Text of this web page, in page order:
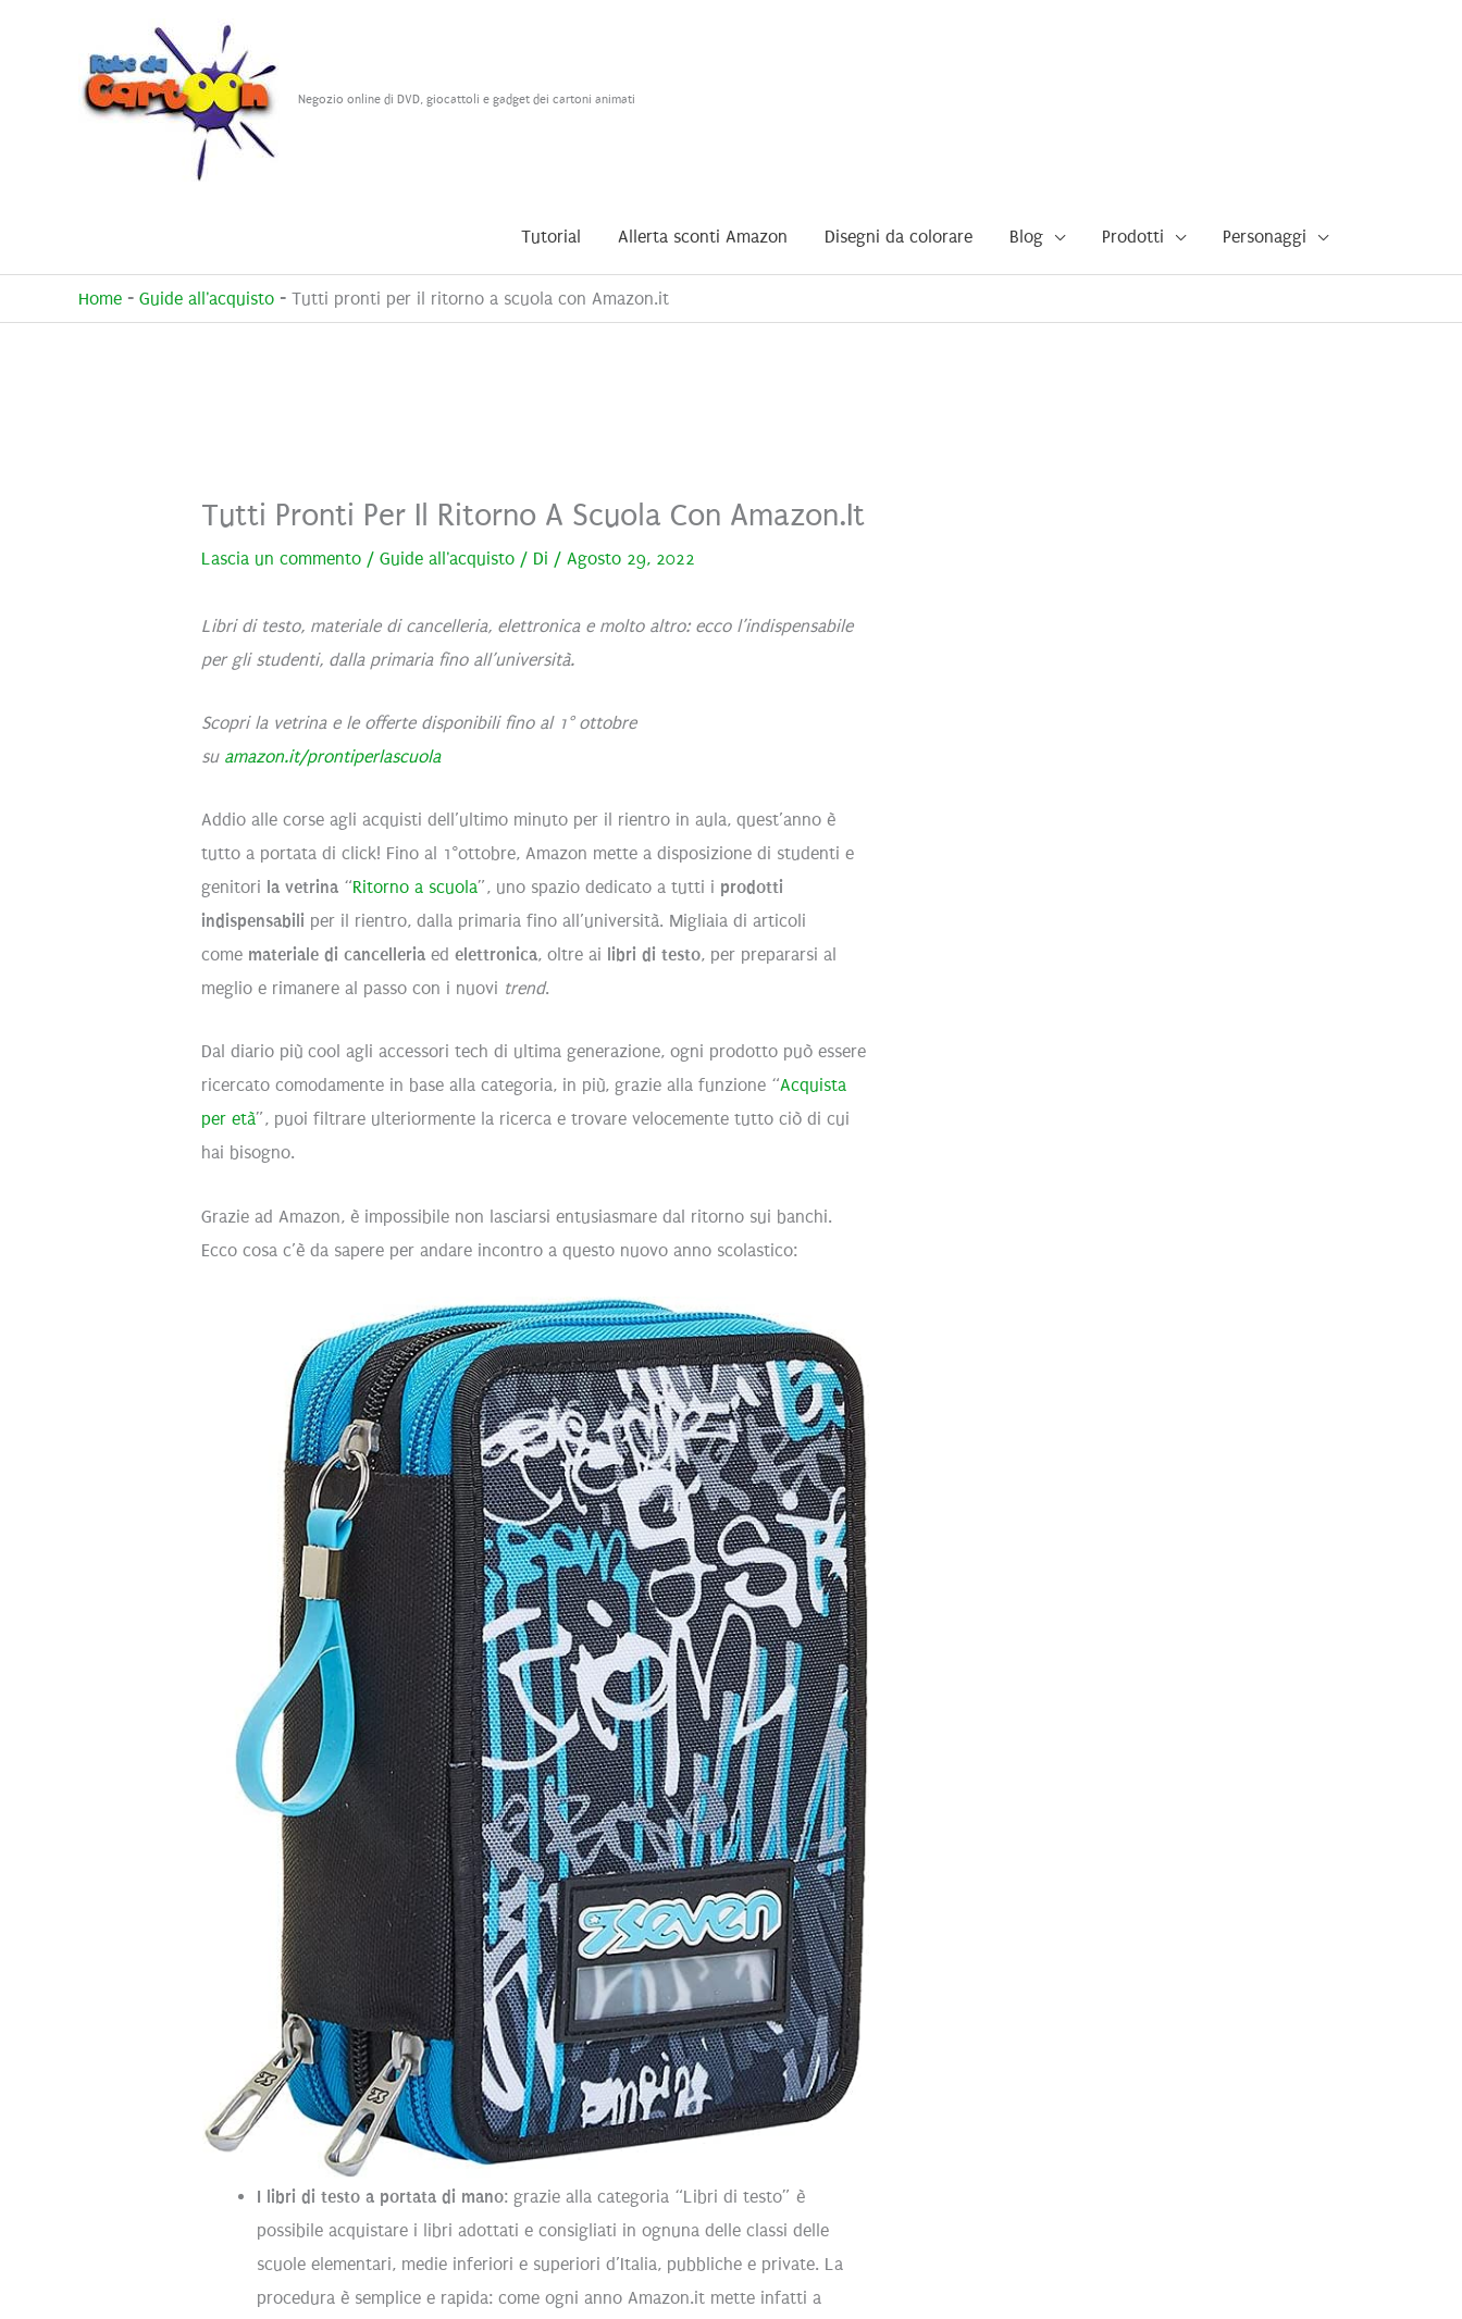
Negozio online di DVD, giocattoli e gadget dei cartoni animati
Tutorial Allerta sconti Amazon Disegni da colorare Blog Prodotti Personaggi
Home - Guide all'acquisto - Tutti pronti per il ritorno a scuola con Amazon.it
Tutti Pronti Per Il Ritorno A Scuola Con Amazon.it
Lascia un commento /Guide all'acquisto / Di /Agosto 29, 2022
Libri di testo, materiale di cancelleria, elettronica e molto altro: ecco l’indispensabile
per gli studenti, dalla primaria fino all’università.
Scopri la vetrina e le offerte disponibili fino al 1° ottobre
su amazon.it/prontiperlascuola
Addio alle corse agli acquisti dell’ultimo minuto per il rientro in aula, quest’anno è
tutto a portata di click! Fino al 1°ottobre, Amazon mette a disposizione di studenti e
genitori la vetrina “Ritorno a scuola”, uno spazio dedicato a tutti i prodotti
indispensabili per il rientro, dalla primaria fino all’università. Migliaia di articoli
come materiale di cancelleria edelettronica, oltre ai libri di testo, per prepararsi al
meglio e rimanere al passo con i nuovi trend.
Dal diario più cool agli accessori tech di ultima generazione, ogni prodotto può essere
ricercato comodamente in base alla categoria, in più, grazie alla funzione “Acquista
per età”, puoi filtrare ulteriormente la ricerca e trovare velocemente tutto ciò di cui
hai bisogno.
Grazie ad Amazon, è impossibile non lasciarsi entusiasmare dal ritorno sui banchi.
Ecco cosa c’è da sapere per andare incontro a questo nuovo anno scolastico:
I libri di testo a portata di mano: grazie alla categoria “Libri di testo” è
possibile acquistare i libri adottati e consigliati in ognuna delle classi delle
scuole elementari, medie inferiori e superiori d’Italia, pubbliche e private. La
procedura è semplice e rapida: come ogni anno Amazon.it mette infatti a